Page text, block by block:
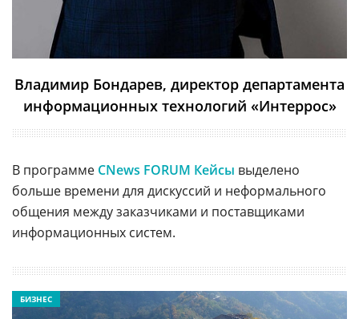
Владимир Бондарев, директор департамента
информационных технологий «Интеррос»
В программе CNews FORUM Кейсы выделено
больше времени для дискуссий и неформального
общения между заказчиками и поставщиками
информационных систем.
БИЗНЕС